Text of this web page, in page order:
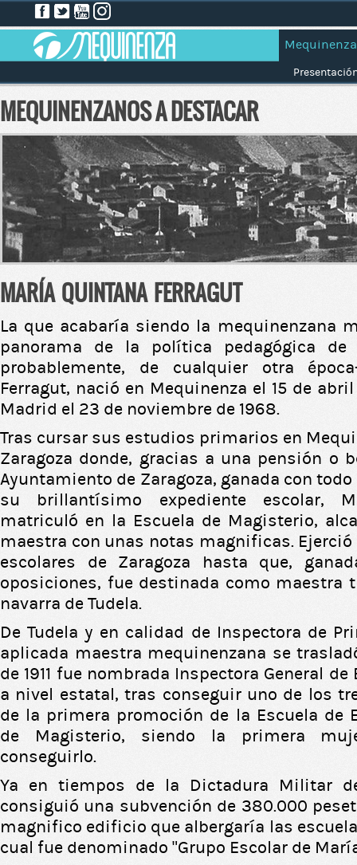
Mequinenza
MEQUINENZANOS A DESTACAR
MARÍA QUINTANA FERRAGUT
La que acabaría siendo la mequinenzana
panorama de la política pedagógica
probablemente, de cualquier otra
Ferragut, nació en Mequinenza el 15 de
Madrid el 23 de noviembre de 1968.
Tras cursar sus estudios primarios en
Zaragoza donde, gracias a una pensión o
Ayuntamiento de Zaragoza, ganada con
su brillantísimo expediente escolar,
matriculó en la Escuela de Magisterio,
maestra con unas notas magnificas.
escolares de Zaragoza hasta que,
oposiciones, fue destinada como maestra
navarra de Tudela.
De Tudela y en calidad de Inspectora de
aplicada maestra mequinenzana se
de 1911 fue nombrada Inspectora General
a nivel estatal, tras conseguir uno de los
de la primera promoción de la Escuela de
de Magisterio, siendo la primera
conseguirlo.
Ya en tiempos de la Dictadura Militar
consiguió una subvención de 380.000
magnifico edificio que albergaría las
cual fue denominado “Grupo Escolar de